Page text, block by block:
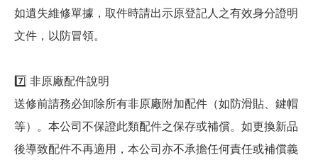
如遺失維修單據，取件時請出示原登記人之有效身分證明
文件，以防冒領。
7️⃣ 非原廠配件說明
送修前請務必卸除所有非原廠附加配件（如防滑貼、鍵帽
等）。本公司不保證此類配件之保存或補償。如更換新品
後導致配件不再適用，本公司亦不承擔任何責任或補償義